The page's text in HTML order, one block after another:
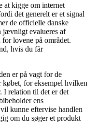
at kigge om internet
det generelt er et signal
de officielle danske
jævnligt evalueres af
for lovene på området.
hvis du får
er på vagt for de
for eksempel hvilken
I relation til det er det
ens
kunne eftervise handlen
om du søger et produkt